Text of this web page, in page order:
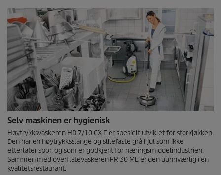
Selv maskinen er hygienisk
Høytrykksvaskeren HD 7/10 CX F er spesielt utviklet for storkjøkken.
Den har en høytrykksslange og slitefaste grå hjul som ikke
etterlater spor, og som er godkjent for næringsmiddelindustrien.
Sammen med overflatevaskeren FR 30 ME er den uunnværlig i en
kvalitetsrestaurant.